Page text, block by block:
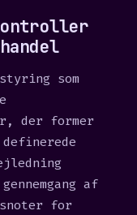
som
der former
af
for